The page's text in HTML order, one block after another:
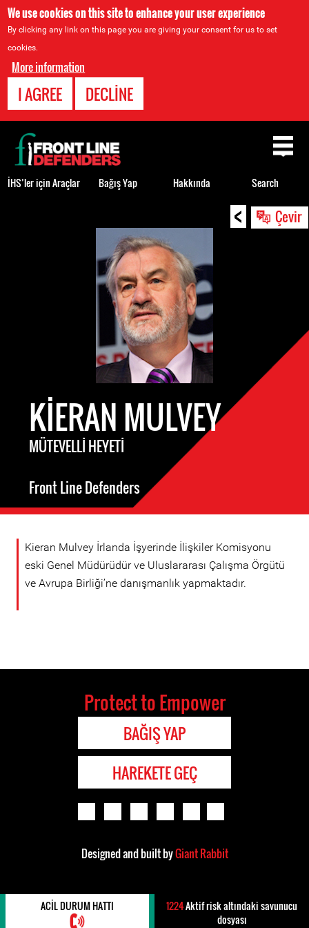
We use cookies on this site to enhance your user experience
By clicking any link on this page you are giving your consent for us to set
cookies.
More information
I AGREE DECLINE
< Çevir
KIERAN MULVEY
MÜTEVELLI HEYETI
Front Line Defenders
Kieran Mulvey İrlanda İşyerinde İlişkiler Komisyonu
eski Genel Müdürüdür ve Uluslararası Çalışma Örgütü
ve Avrupa Birliği’ne danışmanlık yapmaktadır.
Back
to
top
İHS’ler için Araçlar Bağış Yap Hakkında Search
Protect to Empower
BAĞIŞ YAP
HAREKETE GEÇ
Designed and built byGiant Rabbit
ACIL DURUM HATTI 1224Aktif risk altındaki savunucu
dosyası